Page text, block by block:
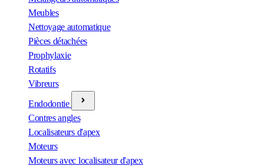
Meubles
Nettoyage automatique
Pièces détachées
Prophylaxie
Rotatifs
Vibreurs
Endodontie
Contres angles
Localisateurs d'apex
Moteurs
Moteurs avec localisateur d'apex